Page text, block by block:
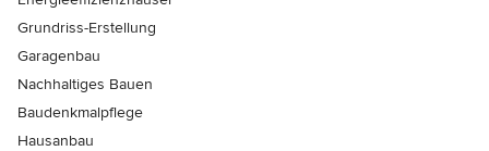
Grundriss-Erstellung
Garagenbau
Nachhaltiges Bauen
Baudenkmalpflege
Hausanbau